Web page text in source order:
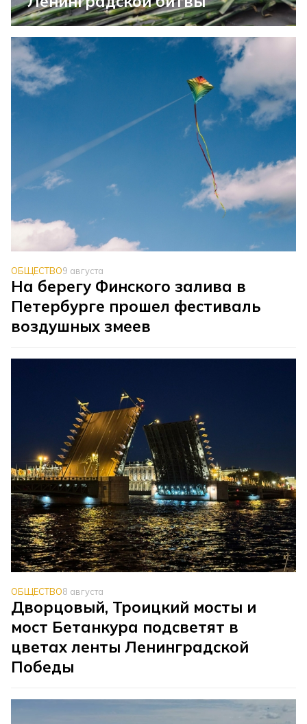
ОБЩЕСТВО9 августа
На берегу Финского залива в
Петербурге прошел фестиваль
воздушных змеев
ОБЩЕСТВО8 августа
Дворцовый, Троицкий мосты и
мост Бетанкура подсветят в
цветах ленты Ленинградской
Победы